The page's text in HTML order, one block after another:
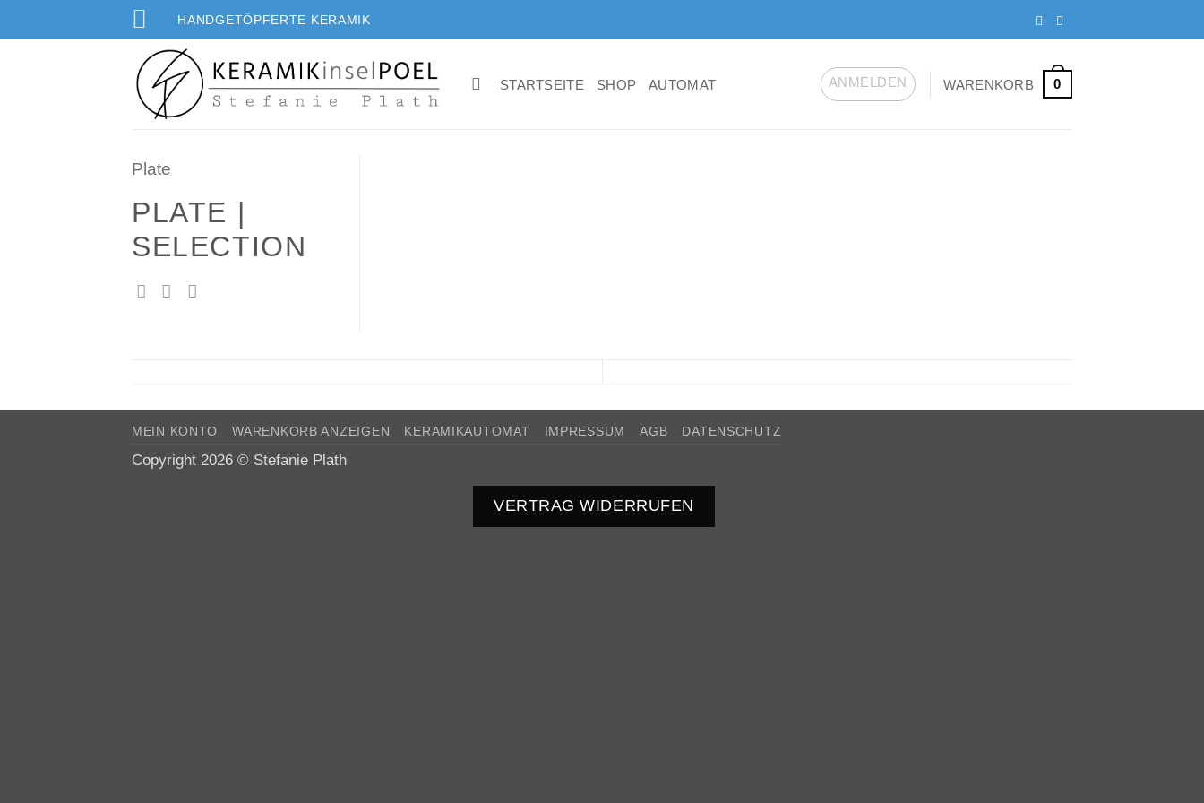
Inhalt
HANDGETÖPFERTE KERAMIK
STARTSEITE SHOP AUTOMAT ANMELDEN WARENKORB 0
Plate
PLATE |
SELECTION
MEIN KONTO WARENKORB ANZEIGEN KERAMIKAUTOMAT IMPRESSUM AGB DATENSCHUTZ
Copyright 2026 © Stefanie Plath
VERTRAG WIDERRUFEN